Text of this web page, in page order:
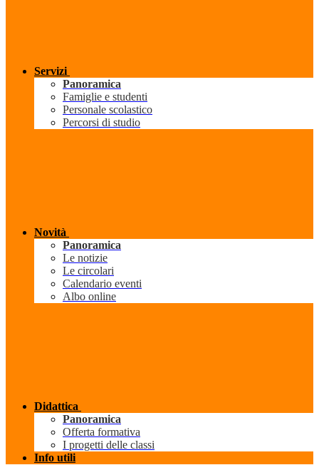
Servizi
Panoramica
Famiglie e studenti
Personale scolastico
Percorsi di studio
Novità
Panoramica
Le notizie
Le circolari
Calendario eventi
Albo online
Didattica
Panoramica
Offerta formativa
I progetti delle classi
Info utili